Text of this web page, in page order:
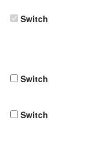
Switch
Switch
Switch